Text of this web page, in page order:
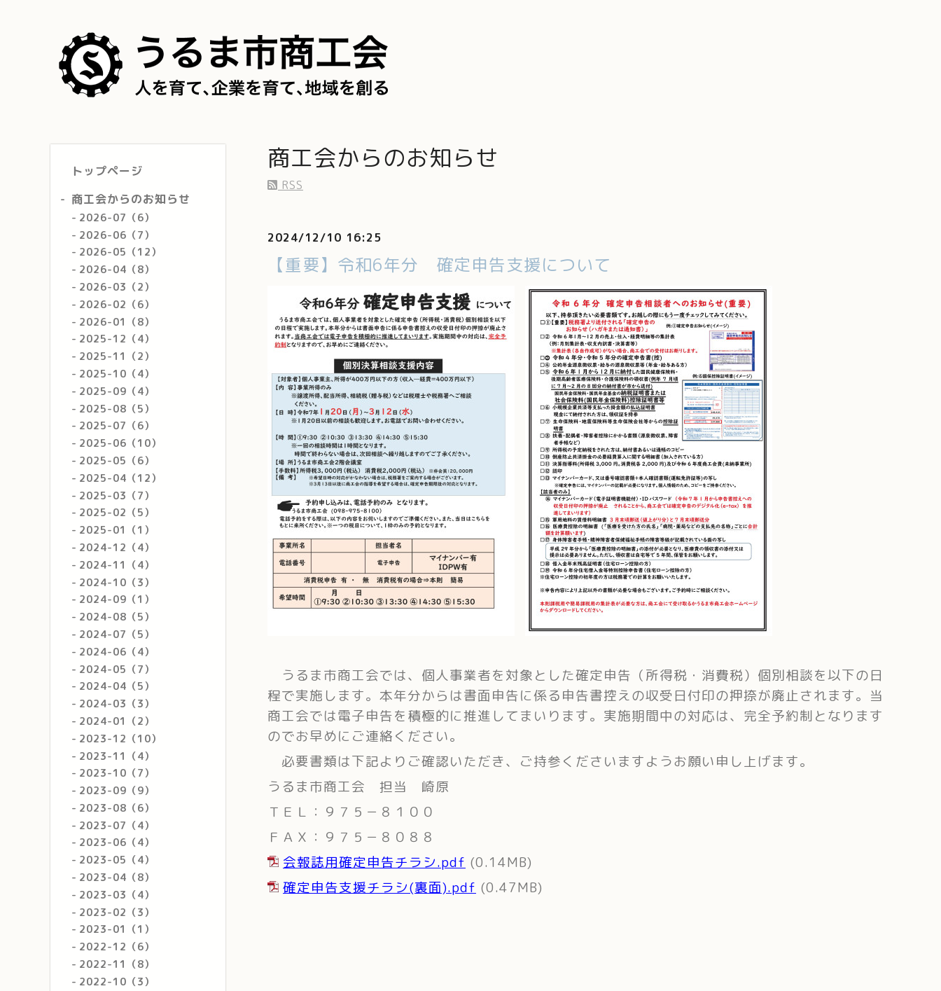
トップページ
商工会からのお知らせ
2026-07（6）
2026-06（7）
2026-05（12）
2026-04（8）
2026-03（2）
2026-02（6）
2026-01（8）
2025-12（4）
2025-11（2）
2025-10（4）
2025-09（4）
2025-08（5）
2025-07（6）
2025-06（10）
2025-05（6）
2025-04（12）
2025-03（7）
2025-02（5）
2025-01（1）
2024-12（4）
2024-11（4）
2024-10（3）
2024-09（1）
2024-08（5）
2024-07（5）
2024-06（4）
2024-05（7）
2024-04（5）
2024-03（3）
2024-01（2）
2023-12（10）
2023-11（4）
2023-10（7）
2023-09（9）
2023-08（6）
2023-07（4）
2023-06（4）
2023-05（4）
2023-04（8）
2023-03（4）
2023-02（3）
2023-01（1）
2022-12（6）
2022-11（8）
2022-10（3）
商工会からのお知らせ
RSS
2024/12/10 16:25
【重要】令和6年分 確定申告支援について
うるま市商工会では、個人事業者を対象とした確定申告（所得税・消費税）個別相談を以下の日
程で実施します。本年分からは書面申告に係る申告書控えの収受日付印の押捺が廃止されます。当
商工会では電子申告を積極的に推進してまいります。実施期間中の対応は、完全予約制となります
のでお早めにご連絡ください。
必要書類は下記よりご確認いただき、ご持参くださいますようお願い申し上げます。
うるま市商工会 担当 崎原
ＴＥＬ：９７５－８１００
ＦＡＸ：９７５－８０８８
会報誌用確定申告チラシ.pdf (0.14MB)
確定申告支援チラシ(裏面).pdf (0.47MB)